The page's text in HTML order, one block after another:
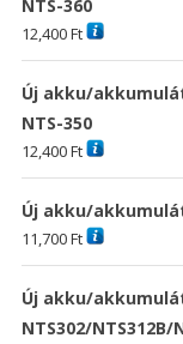
NTS-360
12,400Ft
Új akku/
NTS-350
12,400Ft
Új akku/
11,700Ft
Új akku/
NTS302/NTS312B/